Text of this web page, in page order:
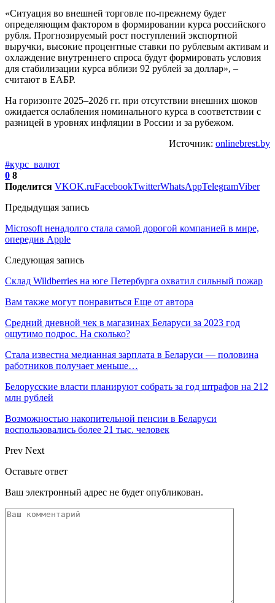
«Ситуация во внешней торговле по-прежнему будет
определяющим фактором в формировании курса российского
рубля. Прогнозируемый рост поступлений экспортной
выручки, высокие процентные ставки по рублевым активам и
охлаждение внутреннего спроса будут формировать условия
для стабилизации курса вблизи 92 рублей за доллар», –
считают в ЕАБР.
На горизонте 2025–2026 гг. при отсутствии внешних шоков
ожидается ослабления номинального курса в соответствии с
разницей в уровнях инфляции в России и за рубежом.
Источник: onlinebrest.by
#курс_валют
0 8
Поделится VKOK.ruFacebookTwitterWhatsAppTelegramViber
Предыдущая запись
Microsoft ненадолго стала самой дорогой компанией в мире,
опередив Apple
Следующая запись
Склад Wildberries на юге Петербурга охватил сильный пожар
Вам также могут понравиться Еще от автора
Средний дневной чек в магазинах Беларуси за 2023 год
ощутимо подрос. На сколько?
Стала известна медианная зарплата в Беларуси — половина
работников получает меньше…
Белорусские власти планируют собрать за год штрафов на 212
млн рублей
Возможностью накопительной пенсии в Беларуси
воспользовались более 21 тыс. человек
Prev Next
Оставьте ответ
Ваш электронный адрес не будет опубликован.